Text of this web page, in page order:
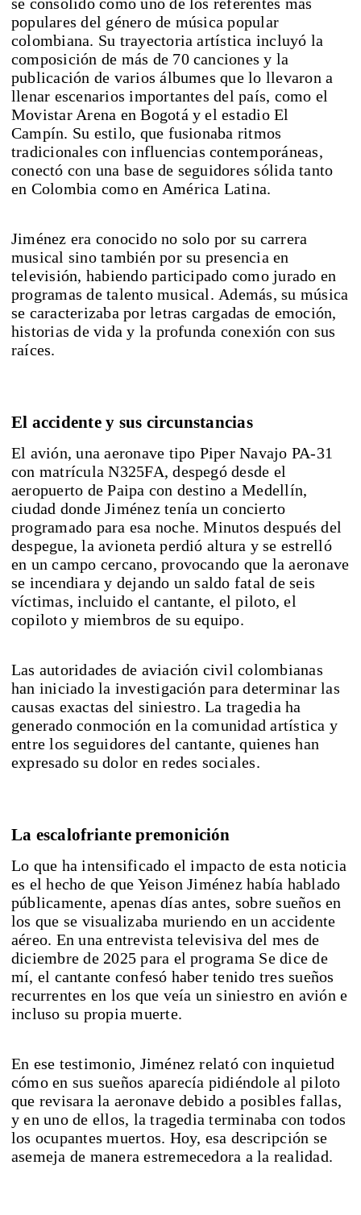
populares del género de música popular
colombiana. Su trayectoria artística incluyó la
composición de más de 70 canciones y la
publicación de varios álbumes que lo llevaron a
llenar escenarios importantes del país, como el
Movistar Arena en Bogotá y el estadio El
Campín. Su estilo, que fusionaba ritmos
tradicionales con influencias contemporáneas,
conectó con una base de seguidores sólida tanto
en Colombia como en América Latina.
Jiménez era conocido no solo por su carrera
musical sino también por su presencia en
televisión, habiendo participado como jurado en
programas de talento musical. Además, su música
se caracterizaba por letras cargadas de emoción,
historias de vida y la profunda conexión con sus
raíces.
El accidente y sus circunstancias
El avión, una aeronave tipo Piper Navajo PA-31
con matrícula N325FA, despegó desde el
aeropuerto de Paipa con destino a Medellín,
ciudad donde Jiménez tenía un concierto
programado para esa noche. Minutos después del
despegue, la avioneta perdió altura y se estrelló
en un campo cercano, provocando que la aeronave
se incendiara y dejando un saldo fatal de seis
víctimas, incluido el cantante, el piloto, el
copiloto y miembros de su equipo.
Las autoridades de aviación civil colombianas
han iniciado la investigación para determinar las
causas exactas del siniestro. La tragedia ha
generado conmoción en la comunidad artística y
entre los seguidores del cantante, quienes han
expresado su dolor en redes sociales.
La escalofriante premonición
Lo que ha intensificado el impacto de esta noticia
es el hecho de que Yeison Jiménez había hablado
públicamente, apenas días antes, sobre sueños en
los que se visualizaba muriendo en un accidente
aéreo. En una entrevista televisiva del mes de
diciembre de 2025 para el programa Se dice de
mí, el cantante confesó haber tenido tres sueños
recurrentes en los que veía un siniestro en avión e
incluso su propia muerte.
En ese testimonio, Jiménez relató con inquietud
cómo en sus sueños aparecía pidiéndole al piloto
que revisara la aeronave debido a posibles fallas,
y en uno de ellos, la tragedia terminaba con todos
los ocupantes muertos. Hoy, esa descripción se
asemeja de manera estremecedora a la realidad.